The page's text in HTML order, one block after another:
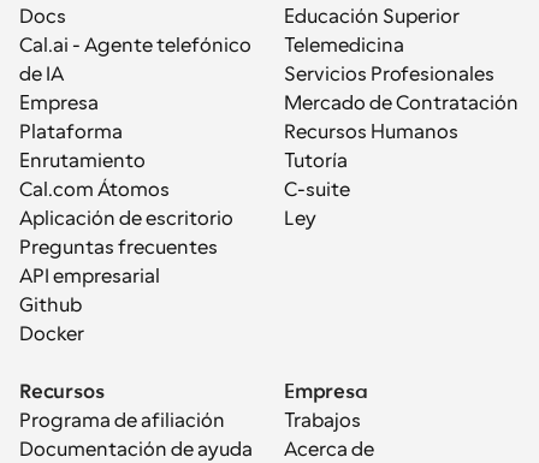
Docs
Cal.ai - Agente telefónico
de IA
Empresa
Plataforma
Enrutamiento
Cal.com Átomos
Aplicación de escritorio
Preguntas frecuentes
API empresarial
Github
Docker
Educación Superior
Telemedicina
Servicios Profesionales
Mercado de Contratación
Recursos Humanos
Tutoría
C-suite
Ley
Recursos
Programa de afiliación
Documentación de ayuda
Empresa
Trabajos
Acerca de